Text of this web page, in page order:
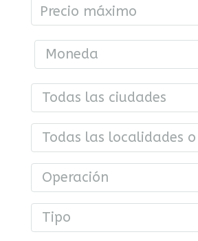
Moneda
Todas las ciudades
Todas las localidades
Operación
Tipo